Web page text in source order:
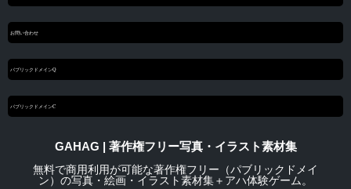
お問い合わせ
パブリックドメインQ
パブリックドメインC
GAHAG | 著作権フリー写真・イラスト素材集
無料で商用利用が可能な著作権フリー（パブリックドメイ
ン）の写真・絵画・イラスト素材集＋アハ体験ゲーム。